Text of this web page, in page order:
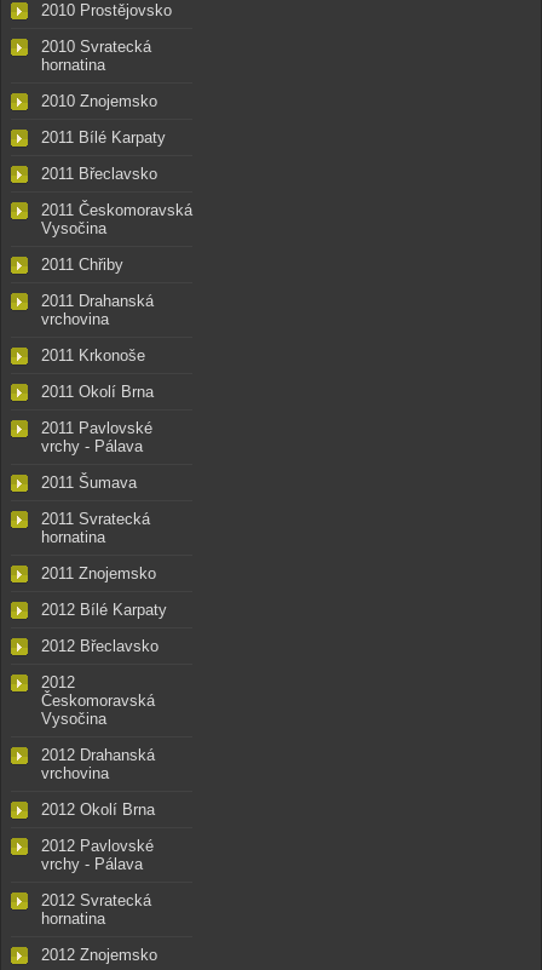
2010 Prostějovsko
2010 Svratecká
hornatina
2010 Znojemsko
2011 Bílé Karpaty
2011 Břeclavsko
2011 Českomoravská
Vysočina
2011 Chřiby
2011 Drahanská
vrchovina
2011 Krkonoše
2011 Okolí Brna
2011 Pavlovské
vrchy - Pálava
2011 Šumava
2011 Svratecká
hornatina
2011 Znojemsko
2012 Bílé Karpaty
2012 Břeclavsko
2012
Českomoravská
Vysočina
2012 Drahanská
vrchovina
2012 Okolí Brna
2012 Pavlovské
vrchy - Pálava
2012 Svratecká
hornatina
2012 Znojemsko